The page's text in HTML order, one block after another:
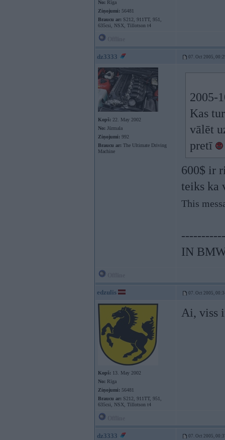
No: Rīga
Ziņojumi: 56481
Braucu ar: S212, 911TT, 951,
635csi, NSX, Tillotson t4
dz3333 07. Oct 2005,
Kopš: 22. May 2002
No: Jūrmala
Ziņojumi: 992
Braucu ar: The Ultimate Driving
Machine
2005-
Kas
vālēt
pretī
600$ ir
teiks ka
This
IN
edzulis 07. Oct 2005,
Kopš: 13. May 2002
No: Rīga
Ziņojumi: 56481
Braucu ar: S212, 911TT, 951,
635csi, NSX, Tillotson t4
Ai, viss
dz3333 07. Oct 2005,